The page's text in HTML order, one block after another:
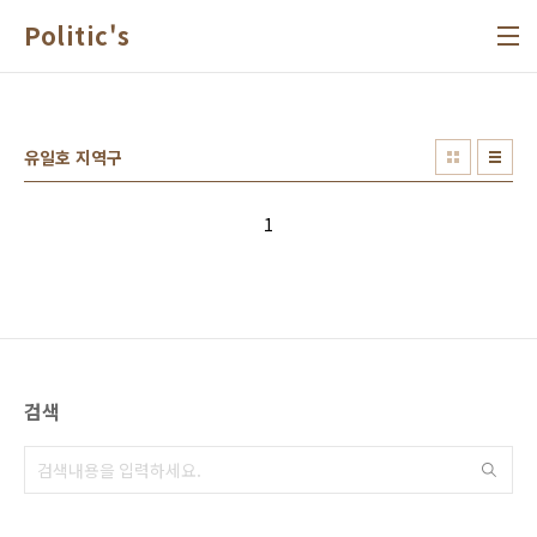
Politic's
유일호 지역구
1
검색